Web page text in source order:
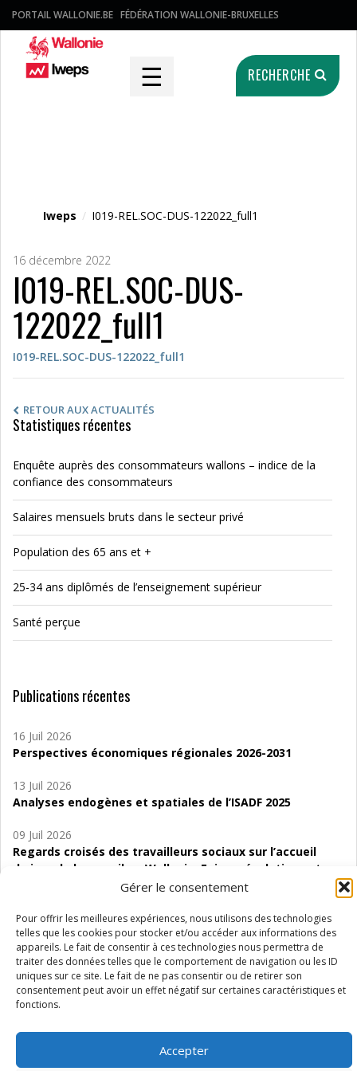
Gérer le consentement
Pour offrir les meilleures expériences, nous utilisons des technologies
telles que les cookies pour stocker et/ou accéder aux informations des
appareils. Le fait de consentir à ces technologies nous permettra de
traiter des données telles que le comportement de navigation ou les ID
uniques sur ce site. Le fait de ne pas consentir ou de retirer son
consentement peut avoir un effet négatif sur certaines caractéristiques et
fonctions.
Accepter
PORTAIL WALLONIE.BE FÉDÉRATION WALLONIE-BRUXELLES
☰ RECHERCHE
Iweps / I019-REL.SOC-DUS-122022_full1
16 décembre 2022
I019-REL.SOC-DUS-
122022_full1
I019-REL.SOC-DUS-122022_full1
RETOUR AUX ACTUALITÉS
Statistiques récentes
Enquête auprès des consommateurs wallons – indice de la
confiance des consommateurs
Salaires mensuels bruts dans le secteur privé
Population des 65 ans et +
25-34 ans diplômés de l’enseignement supérieur
Santé perçue
Publications récentes
16 Juil 2026
Perspectives économiques régionales 2026-2031
13 Juil 2026
Analyses endogènes et spatiales de l’ISADF 2025
09 Juil 2026
Regards croisés des travailleurs sociaux sur l’accueil
de jour de bas seuil en Wallonie. Enjeux, évolutions et
06 Juil 2026
Étude d’évaluabilité des Structures
d’accompagnement à l’autocréation d’emploi (SAACE)
01 Juil 2026
Pénurie du personnel infirmier :quels indicateurs
Wallonie ?